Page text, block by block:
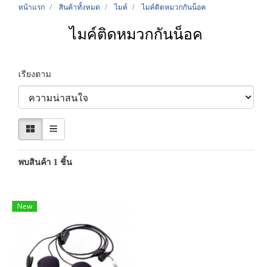
หน้าแรก สินค้าทั้งหมด ไมค์ ไมค์ติดหมวกกันน็อค
ไมค์ติดหมวกกันน็อค
เรียงตาม
พบสินค้า 1 ชิ้น
New